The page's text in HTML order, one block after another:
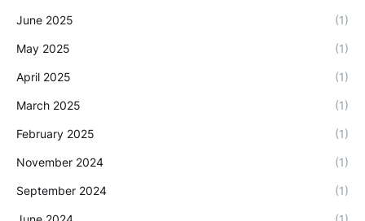
June 2025 (1)
May 2025 (1)
April 2025 (1)
March 2025 (1)
February 2025 (1)
November 2024 (1)
September 2024 (1)